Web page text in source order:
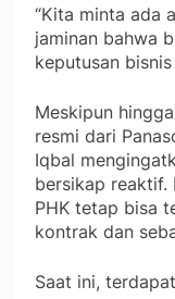
“Kita minta ada
jaminan bahwa
keputusan
Meskipun
resmi dari
Iqbal
bersikap reaktif.
PHK tetap bisa
kontrak dan
Saat ini,